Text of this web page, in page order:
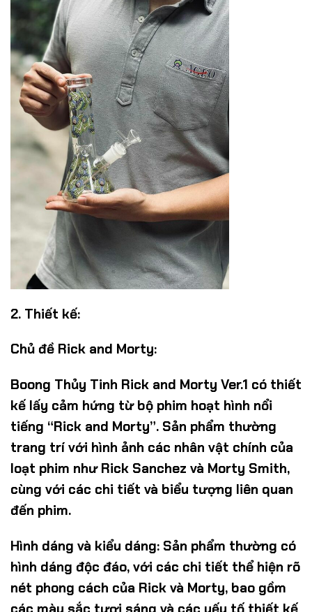
2. Thiết kế:
Chủ đề Rick and Morty:
Boong Thủy Tinh Rick and Morty Ver.1 có thiết
kế lấy cảm hứng từ bộ phim hoạt hình nổi
tiếng “Rick and Morty”. Sản phẩm thường
trang trí với hình ảnh các nhân vật chính của
loạt phim như Rick Sanchez và Morty Smith,
cùng với các chi tiết và biểu tượng liên quan
đến phim.
Hình dáng và kiểu dáng: Sản phẩm thường có
hình dáng độc đáo, với các chi tiết thể hiện rõ
nét phong cách của Rick và Morty, bao gồm